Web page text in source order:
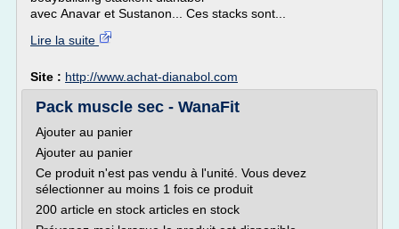
avec Anavar et Sustanon... Ces stacks sont...
Lire la suite
Site : http://www.achat-dianabol.com
Pack muscle sec - WanaFit
Ajouter au panier
Ajouter au panier
Ce produit n'est pas vendu à l'unité. Vous devez
sélectionner au moins 1 fois ce produit
200 article en stock articles en stock